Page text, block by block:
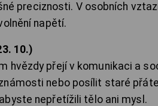
preciznosti. V osobních
napětí.
10.)
hvězdy přejí v komunikaci a
nebo posílit staré
nepřetížili tělo ani mysl.